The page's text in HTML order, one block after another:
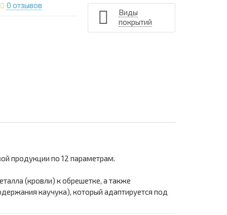
0 отзывов
Виды
покрытий
продукции по 12 параметрам.
(кровли) к обрешетке, а также
каучука), который адаптируется под